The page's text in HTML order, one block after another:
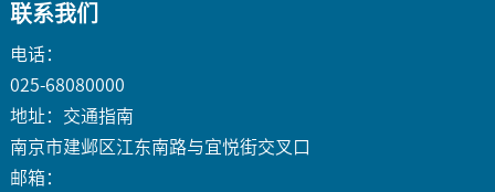
联系我们
电话：
025-68080000
地址： 交通指南
南京市建邺区江东南路与宜悦街交叉口
邮箱：